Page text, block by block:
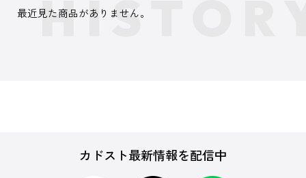
最近見た商品がありません。
カドスト最新情報を配信中